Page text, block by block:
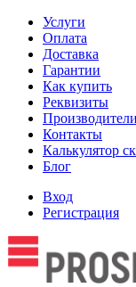
Услуги
Оплата
Доставка
Гарантии
Как купить
Реквизиты
Производители
Контакты
Калькулятор
Блог
Вход
Регистрация